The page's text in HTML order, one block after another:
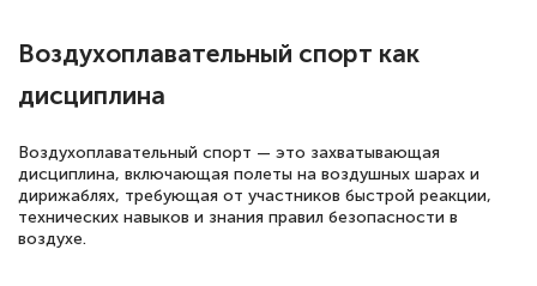
книги, методические рекомендации,
достаточно. Курс помогает пройти
аттестацию в школе. Спасибо!
Воздухоплавательный спорт как
дисциплина
Воздухоплавательный спорт — это захватывающая
дисциплина, включающая полеты на воздушных шарах и
дирижаблях, требующая от участников быстрой реакции,
технических навыков и знания правил безопасности в
воздухе.